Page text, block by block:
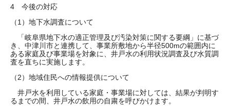
4 今後の対応
（1）地下水調査について
「岐阜県地下水の適正管理及び汚染対策に関する要綱」に基づ
き、中津川市と連携して、事業所敷地から半径500mの範囲内に
ある家庭及び事業場を対象に、井戸水の利用状況調査及び水質調
査を直ちに実施します。
（2）地域住民への情報提供について
井戸水を利用している家庭・事業場に対しては、結果が判明す
るまでの間、井戸水の飲用の自粛を呼びかけます。